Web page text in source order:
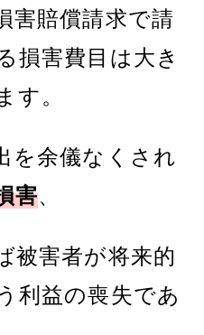
害賠償請求で請
損害費目は大き
す。
を余儀なくされ
害、
被害者が将来的
利益の喪失であ